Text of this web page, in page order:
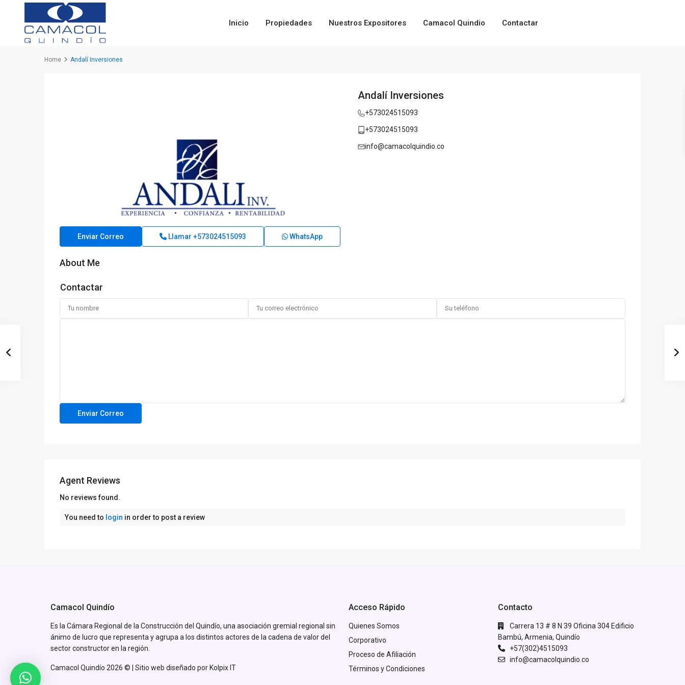
Inicio Propiedades Nuestros Expositores Camacol Quindio Contactar
Home Andalí Inversiones
Andalí Inversiones
+573024515093
+573024515093
info@camacolquindio.co
Enviar Correo Llamar +573024515093 WhatsApp
About Me
Contactar
Agent Reviews
No reviews found.
You need to login in order to post a review
Camacol Quindío
Es la Cámara Regional de la Construcción del Quindío, una asociación gremial regional sin
ánimo de lucro que representa y agrupa a los distintos actores de la cadena de valor del
sector constructor en la región.
Camacol Quindío 2026 © | Sitio web diseñado por Kolpix IT
Acceso Rápido
Quienes Somos
Corporativo
Proceso de Afiliación
Términos y Condiciones
Contacto
Carrera 13 # 8 N 39 Oficina 304 Edificio
Bambú, Armenia, Quindío
+57(302)4515093
info@camacolquindio.co